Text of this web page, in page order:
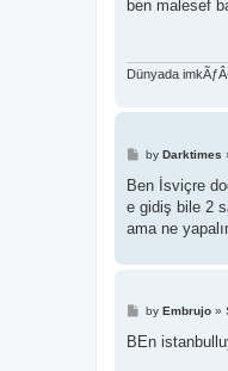
ben malesef
Dünyada
P
s
by Darktimes
Ben İsviçre
e gidiş bile 2
ama ne
P
s
by Embrujo»
BEn